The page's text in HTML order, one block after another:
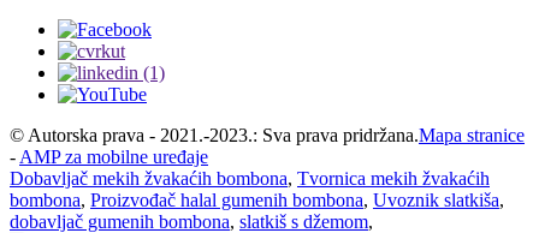
© Autorska prava - 2021.-2023.: Sva prava pridržana.Mapa stranice
- AMP za mobilne uređaje
Dobavljač mekih žvakaćih bombona, Tvornica mekih žvakaćih
bombona, Proizvođač halal gumenih bombona, Uvoznik slatkiša,
dobavljač gumenih bombona, slatkiš s džemom,